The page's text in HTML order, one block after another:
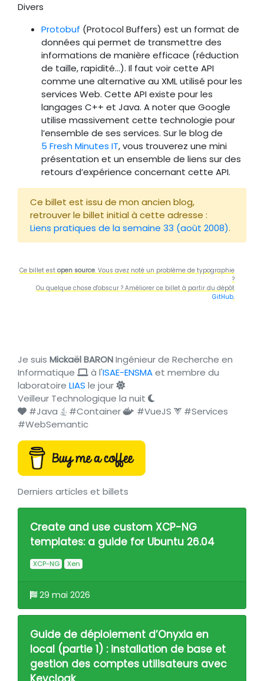
Divers
Protobuf (Protocol Buffers) est un format de
données qui permet de transmettre des
informations de manière efficace (réduction
de taille, rapidité…). Il faut voir cette API
comme une alternative au XML utilisé pour les
services Web. Cette API existe pour les
langages C++ et Java. A noter que Google
utilise massivement cette technologie pour
l’ensemble de ses services. Sur le blog de
5 Fresh Minutes IT, vous trouverez une mini
présentation et un ensemble de liens sur des
retours d’expérience concernant cette API.
Ce billet est issu de mon ancien blog,
retrouver le billet initial à cette adresse :
Liens pratiques de la semaine 33 (août 2008).
Ce billet est open source. Vous avez noté un problème de typographie
?
Ou quelque chose d'obscur ? Améliorer ce billet à partir du dépôt
GitHub.
Je suis Mickaël BARONIngénieur de Recherche en
Informatique
à l'ISAE-ENSMAet membre du
laboratoire LIAS le jour
Veilleur Technologique la nuit
#Java
#Container #VueJS
#Services
#WebSemantic
Derniers articles et billets
Create and use custom XCP-NG
templates: a guide for Ubuntu 26.04
XCP-NG Xen
29 mai 2026
Guide de déploiement d’Onyxia en
local (partie 1) : installation de base et
gestion des comptes utilisateurs avec